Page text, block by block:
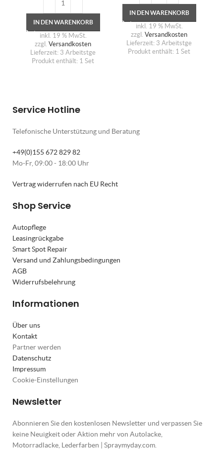
IN DEN WARENKORB
inkl. 19 % MwSt.
zzgl. Versandkosten
Lieferzeit: 3 Arbeitstge
Produkt enthält: 1 Set
IN DEN WARENKORB
inkl. 19 % MwSt.
zzgl. Versandkosten
Lieferzeit: 3 Arbeitstge
Produkt enthält: 1 Set
Service Hotline
Telefonische Unterstützung und Beratung
+49(0)155 672 829 82
Mo-Fr, 09:00 - 18:00 Uhr
Vertrag widerrufen nach EU Recht
Shop Service
Autopflege
Leasingrückgabe
Smart Spot Repair
Versand und Zahlungsbedingungen
AGB
Widerrufsbelehrung
Informationen
Über uns
Kontakt
Partner werden
Datenschutz
Impressum
Cookie-Einstellungen
Newsletter
Abonnieren Sie den kostenlosen Newsletter und verpassen Sie
keine Neuigkeit oder Aktion mehr von Autolacke,
Motorradlacke, Lederfarben | Spraymyday.com.